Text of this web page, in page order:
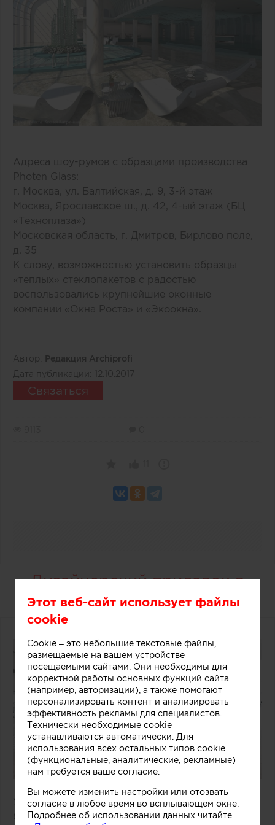
Адреса шоу-румов с образцами производства
Photen Glass:
г. Москва, ул. Балтийская, д. 9, 3-й этаж
Москва, Ярославское ш., д. 42, 4-ый этаж (БЦ
«Техноплаза»)
Московская область, г. Дмитров, Бирлово поле,
д. 35
К слову, возможностью установить образцы
«теплых» стеклопакетов с радостью
воспользовались крупнейшие оконные
компании «Окна Роста» и «Экоокна».
Автор:
Редакция Archiprofi
Дата публикации:
12.10.2017
Связаться
Дизайнерский прилавок в
магазине мороженого
Удачное решение предложили специалисты
бюро One Design Office и Studio Twocan,
Этот веб-сайт использует файлы
cookie
Cookie – это небольшие текстовые файлы,
размещаемые на вашем устройстве
посещаемыми сайтами. Они необходимы для
корректной работы основных функций сайта
(например, авторизации), а также помогают
персонализировать контент и анализировать
эффективность рекламы для специалистов.
Технически необходимые cookie
устанавливаются автоматически. Для
использования всех остальных типов cookie
(функциональные, аналитические, рекламные)
нам требуется ваше согласие.
Вы можете изменить настройки или отозвать
согласие в любое время во всплывающем окне.
Подробнее об использовании данных читайте